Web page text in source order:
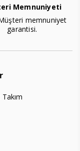
Memnuniyeti
memnuniyet
garantisi.